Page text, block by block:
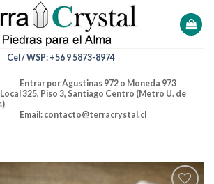
Cel / WSP: +56 9 5873-8974
972 o Moneda 973
3, Santiago Centro (Metro U. de